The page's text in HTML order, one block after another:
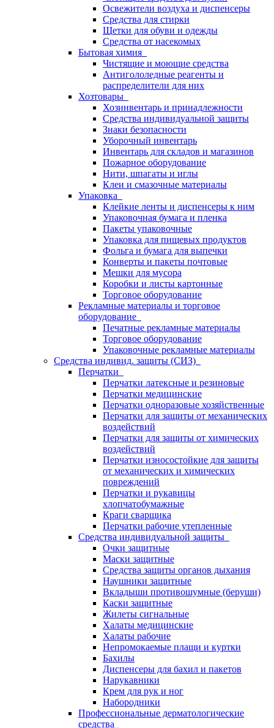
Освежители воздуха и диспенсеры
Средства для стирки
Щетки для обуви и одежды
Средства от насекомых
Бытовая химия
Чистящие и моющие средства
Антигололедные реагенты и
распределители для них
Хозтовары
Хозинвентарь и принадлежности
Средства индивидуальной защиты
Знаки безопасности
Уборочный инвентарь
Инвентарь для складов и магазинов
Пожарное оборудование
Нити, шпагаты и иглы
Клеи и смазочные материалы
Упаковка
Клейкие ленты и диспенсеры к ним
Упаковочная бумага и пленка
Пакеты упаковочные
Упаковка для пищевых продуктов
Фольга и бумага для выпечки
Конверты и пакеты почтовые
Мешки для мусора
Коробки и листы картонные
Торговое оборудование
Рекламные материалы и торговое
оборудование
Печатные рекламные материалы
Торговое оборудование
Упаковочные рекламные материалы
Средства индивид. защиты (СИЗ)
Перчатки
Перчатки латексные и резиновые
Перчатки медицинские
Перчатки одноразовые хозяйственные
Перчатки для защиты от механических
воздействий
Перчатки для защиты от химических
воздействий
Перчатки износостойкие для защиты
от механических и химических
повреждений
Перчатки и рукавицы
хлопчатобумажные
Краги сварщика
Перчатки рабочие утепленные
Средства индивидуальной защиты
Очки защитные
Маски защитные
Средства защиты органов дыхания
Наушники защитные
Вкладыши противошумные (беруши)
Каски защитные
Жилеты сигнальные
Халаты медицинские
Халаты рабочие
Непромокаемые плащи и куртки
Бахилы
Диспенсеры для бахил и пакетов
Нарукавники
Крем для рук и ног
Набородники
Профессиональные дерматологические
средства